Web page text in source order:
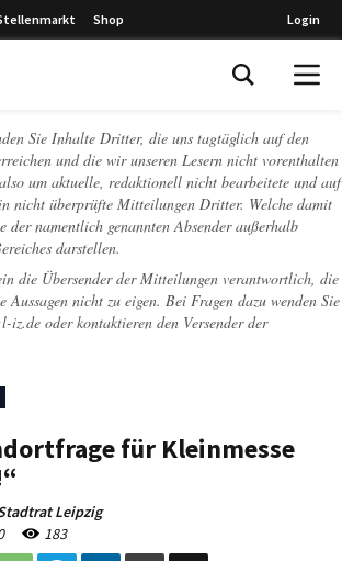
Shop Login
Sie Inhalte Dritter, die uns tagtäglich auf den
und die wir unseren Lesern nicht vorenthalten
um aktuelle, redaktionell nicht bearbeitete und auf
nicht überprüfte Mitteilungen Dritter. Welche damit
der namentlich genannten Absender außerhalb
darstellen.
die Übersender der Mitteilungen verantwortlich, die
Aussagen nicht zu eigen. Bei Fragen dazu wenden Sie
iz.de oder kontaktieren den Versender der
für Kleinmesse
Leipzig
183